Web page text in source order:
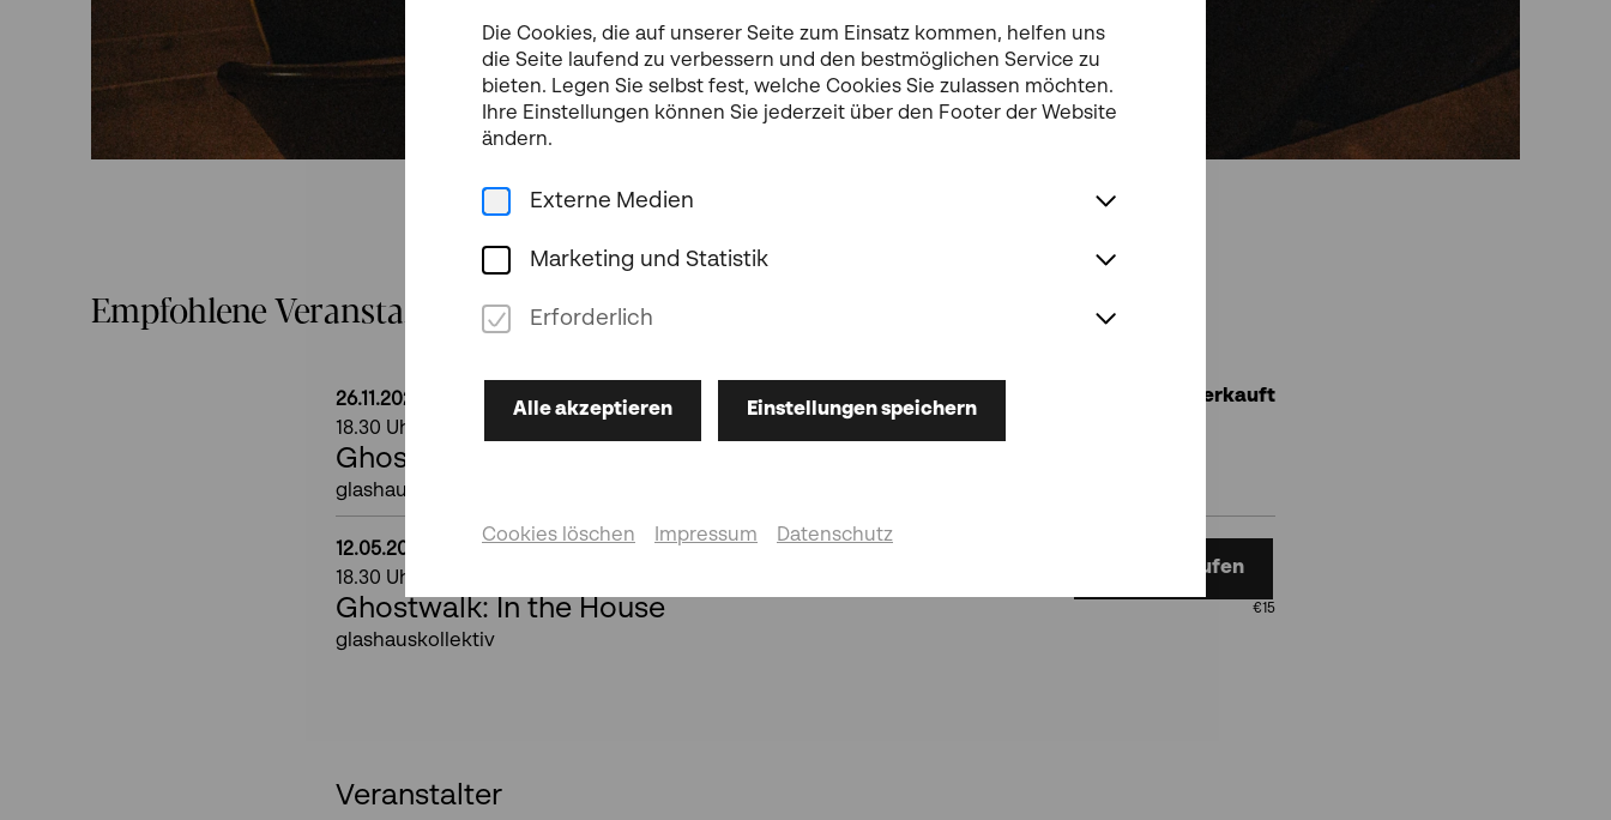
Die Cookies, die auf unserer Seite zum Einsatz kommen, helfen uns
die Seite laufend zu verbessern und den bestmöglichen Service zu
bieten. Legen Sie selbst fest, welche Cookies Sie zulassen möchten.
Ihre Einstellungen können Sie jederzeit über den Footer der Website
ändern.
Externe Medien
Marketing und Statistik
Erforderlich
Alle akzeptieren Einstellungen speichern
Cookies löschen Impressum Datenschutz
Empfohlene Veranstaltungen
26.11.2026
18.30 Uhr
Ghostwalk: In the House
glashauskollektiv
Ausverkauft
12.05.2027
18.30 Uhr
Ghostwalk: In the House
glashauskollektiv
Tickets kaufen
€15
Veranstalter